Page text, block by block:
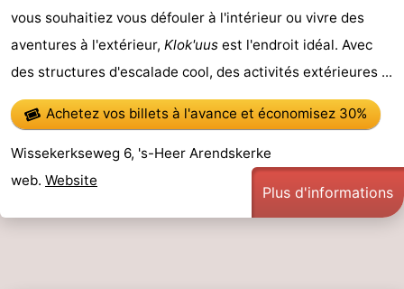
Leiden
Bollenstreek
-
Nature
Duin
Katwijk
-
Scheveningen
-
vous souhaitiez vous défouler à l'intérieur ou vivre des
aventures à l'extérieur, Klok'uus est l'endroit idéal. Avec
des structures d'escalade cool, des activités extérieures ...
Achetez vos billets à l'avanceet économisez 30%
Wissekerkseweg 6, 's-Heer Arendskerke
web. Website
Plus d'informations